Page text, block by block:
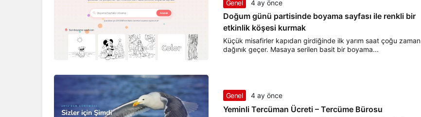
Genel 4 ay önce
Doğum günü partisinde boyama sayfası ile renkli bir
etkinlik köşesi kurmak
Küçük misafirler kapıdan girdiğinde ilk yarım saat çoğu zaman
dağınık geçer. Masaya serilen basit bir boyama...
Genel 4 ay önce
Yeminli Tercüman Ücreti – Tercüme Bürosu